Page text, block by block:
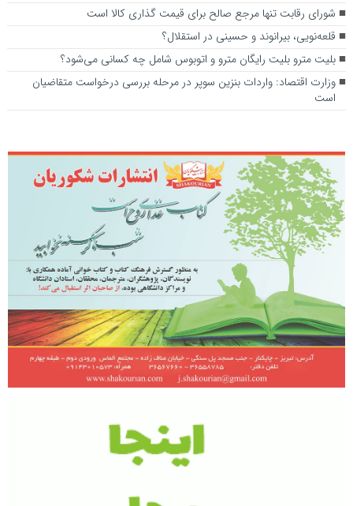
شورای رقابت تنها مرجع صالح برای قیمت گذاری کالا است
قلعه‌نویی، بیرانوند و حسینی در استقلال؟
بلیت مترو بلیت رایگان مترو و اتوبوس شامل چه کسانی می‌شود؟
وزارت اقتصاد: واردات بنزین سوپر در مرحله بررسی درخواست متقاضیان
است